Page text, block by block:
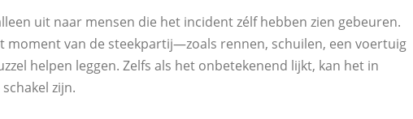
uit naar mensen die het incident zélf hebben zien gebeuren.
moment van de steekpartij—zoals rennen, schuilen, een voertuig
helpen leggen. Zelfs als het onbetekenend lijkt, kan het in
zijn.